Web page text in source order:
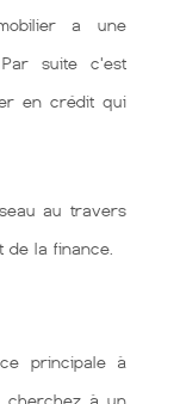
a une
suite c'est
en crédit qui
au travers
de la finance.
principale à